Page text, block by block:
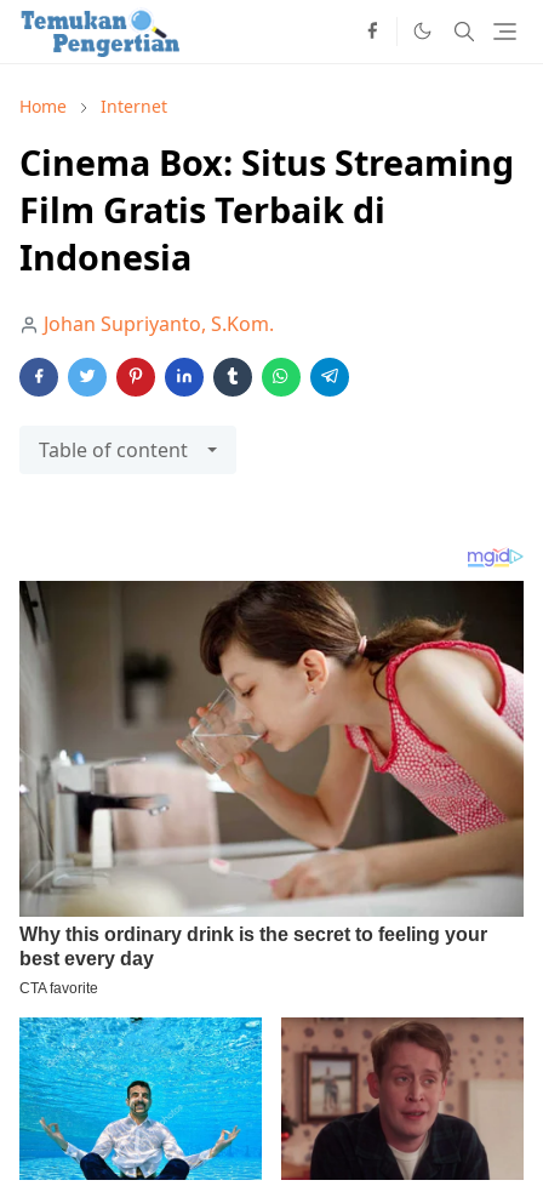
Home Internet
Cinema Box: Situs Streaming
Film Gratis Terbaik di
Indonesia
Johan Supriyanto, S.Kom.
Table of content